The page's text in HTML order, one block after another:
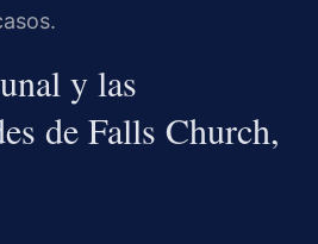
y las
de Falls Church,